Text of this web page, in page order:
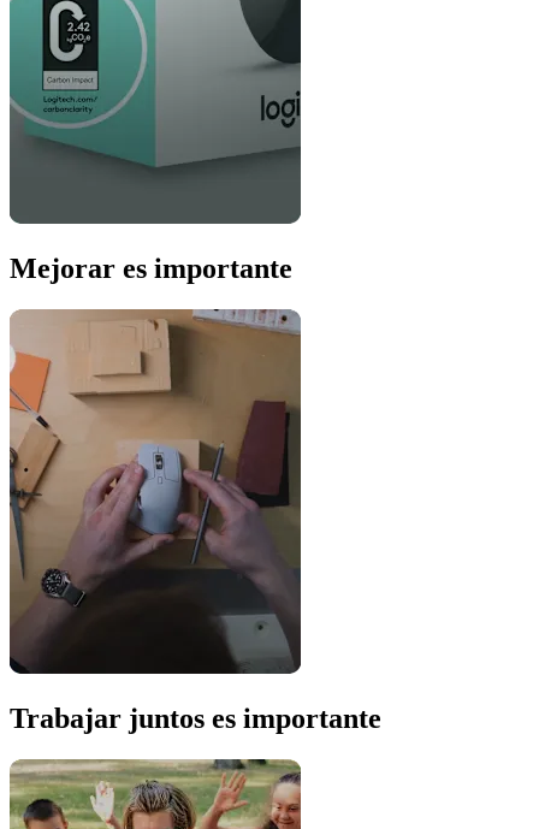
Mejorar es importante
Trabajar juntos es importante